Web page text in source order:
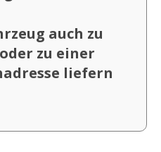
auch zu
zu einer
liefern